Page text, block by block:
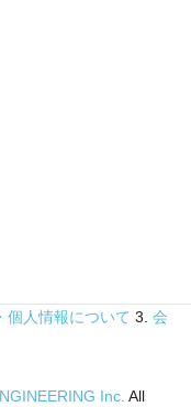
個人情報について 3. 会
Inc. All